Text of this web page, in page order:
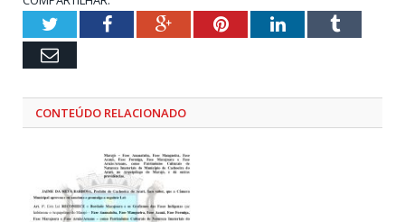
TwitterFacebookGoogle+PinterestLinkedInTumblr
Email
CONTEÚDO RELACIONADO